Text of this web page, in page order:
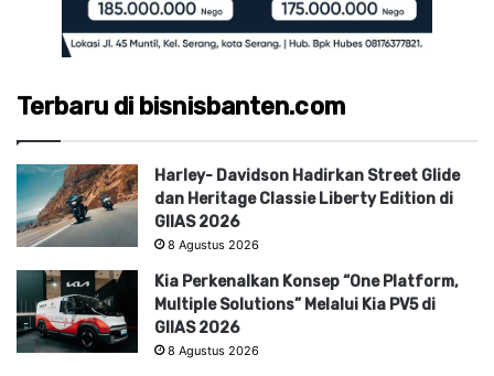
Terbaru di bisnisbanten.com
Harley- Davidson Hadirkan Street Glide
dan Heritage Classie Liberty Edition di
GIIAS 2026
8 Agustus 2026
Kia Perkenalkan Konsep “One Platform,
Multiple Solutions” Melalui Kia PV5 di
GIIAS 2026
8 Agustus 2026